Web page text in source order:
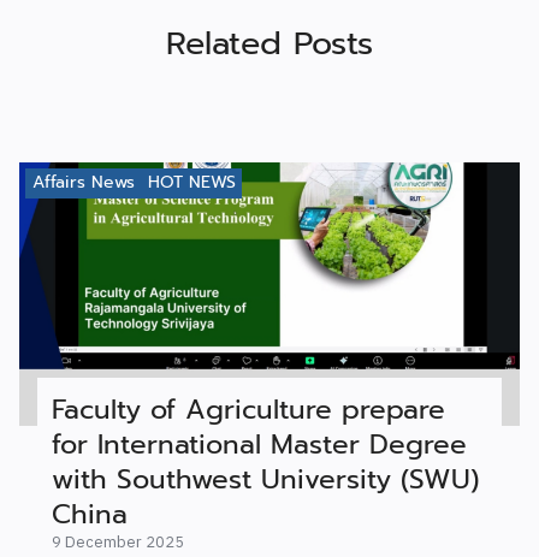
Related Posts
Affairs News HOT NEWS
Faculty of Agriculture prepare
for International Master Degree
with Southwest University (SWU)
China
9 December 2025